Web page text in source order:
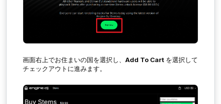
画面右上でお住まいの国を選択し、 Add To Cart を選択して
チェックアウトに進みます。